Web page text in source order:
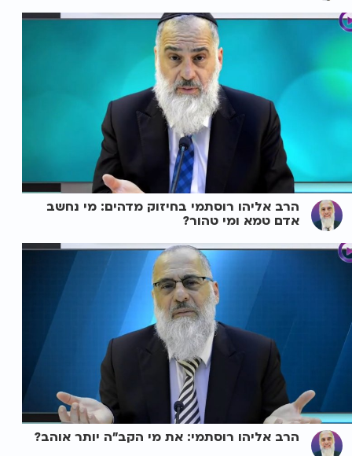
הרב אליהו רוסתמי בחיזוק מדהים: מי נחשב
אדם טמא ומי טהור?
הרב אליהו רוסתמי: את מי הקב"ה יותר אוהב?